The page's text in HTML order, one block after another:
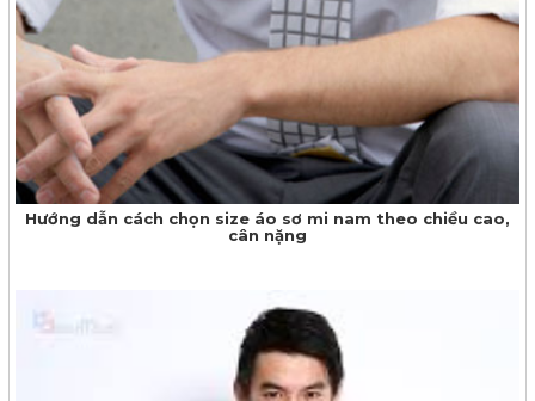
Hướng dẫn cách chọn size áo sơ mi nam theo chiều cao,
cân nặng